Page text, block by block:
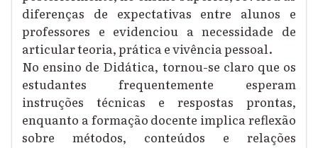
diferenças de expectativas entre alunos e
professores e evidenciou a necessidade de
articular teoria, prática e vivência pessoal.
No ensino de Didática, tornou-se claro que os
estudantes frequentemente esperam
instruções técnicas e respostas prontas,
enquanto a formação docente implica reflexão
sobre métodos, conteúdos e relações